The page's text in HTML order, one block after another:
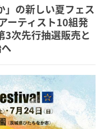
」の新しい夏フェス
ーティスト10組発
3次先行抽選販売と